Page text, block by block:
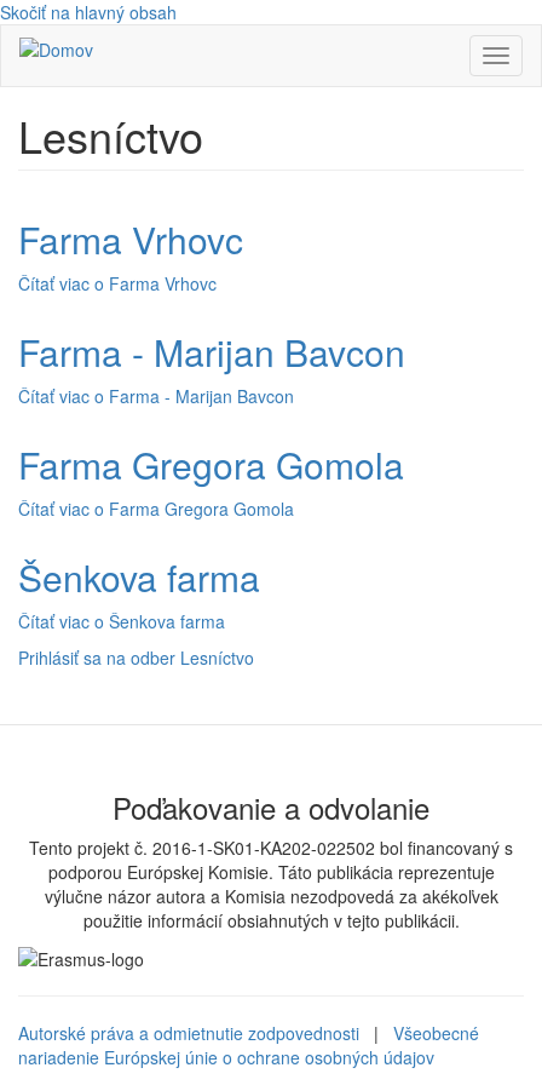
Skočiť na hlavný obsah
Lesníctvo
Farma Vrhovc
Čítať viac o Farma Vrhovc
Farma - Marijan Bavcon
Čítať viac o Farma - Marijan Bavcon
Farma Gregora Gomola
Čítať viac o Farma Gregora Gomola
Šenkova farma
Čítať viac o Šenkova farma
Prihlásiť sa na odber Lesníctvo
Poďakovanie a odvolanie
Tento projekt č. 2016-1-SK01-KA202-022502 bol financovaný s
podporou Európskej Komisie. Táto publikácia reprezentuje
výlučne názor autora a Komisia nezodpovedá za akékoľvek
použitie informácií obsiahnutých v tejto publikácii.
Autorské práva a odmietnutie zodpovednosti | Všeobecné
nariadenie Európskej únie o ochrane osobných údajov